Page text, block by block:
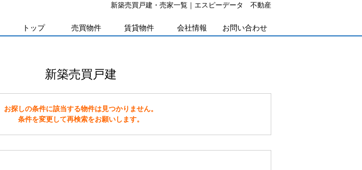
新築売買戸建・売家一覧｜エスピーデータ 不動産
トップ 売買物件 賃貸物件 会社情報 お問い合わせ
新築売買戸建
お探しの条件に該当する物件は見つかりません。
条件を変更して再検索をお願いします。